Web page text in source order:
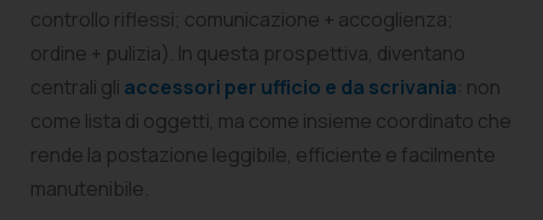
controllo riflessi; comunicazione + accoglienza;
ordine + pulizia). In questa prospettiva, diventano
centrali gli accessori per ufficio e da scrivania: non
come lista di oggetti, ma come insieme coordinato che
rende la postazione leggibile, efficiente e facilmente
manutenibile.